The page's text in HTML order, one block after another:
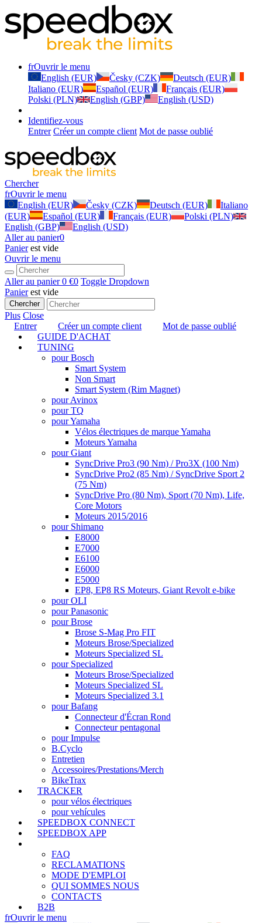
frOuvrir le menu
English (EUR)
Česky (CZK)
Deutsch (EUR)
Italiano (EUR)
Español (EUR)
Français (EUR)
Polski (PLN)
English (GBP) English (USD)
Identifiez-vous
Entrer Créer un compte client Mot de passe oublié
Chercher
frOuvrir le menu
English (EUR)
Česky (CZK) Deutsch (EUR)
Italiano
(EUR)
Español (EUR) Français (EUR)
Polski (PLN)
English (GBP)
English (USD)
Aller au panier0
Panierest vide
Ouvrir le menu
Aller au panier0 €0 Toggle Dropdown
Panierest vide
Chercher
Plus Close
Entrer
Créer un compte client
Mot de passe oublié
GUIDE D'ACHAT
TUNING
pour Bosch
Smart System
Non Smart
Smart System (Rim Magnet)
pour Avinox
pour TQ
pour Yamaha
Vélos électriques de marque Yamaha
Moteurs Yamaha
pour Giant
SyncDrive Pro3 (90 Nm) / Pro3X (100 Nm)
SyncDrive Pro2 (85 Nm) / SyncDrive Sport 2
(75 Nm)
SyncDrive Pro (80 Nm), Sport (70 Nm), Life,
Core Motors
Moteurs 2015/2016
pour Shimano
E8000
E7000
E6100
E6000
E5000
EP8, EP8 RS Moteurs, Giant Revolt e-bike
pour OLI
pour Panasonic
pour Brose
Brose S-Mag Pro FIT
Moteurs Brose/Specialized
Moteurs Specialized SL
pour Specialized
Moteurs Brose/Specialized
Moteurs Specialized SL
Moteurs Specialized 3.1
pour Bafang
Connecteur d'Écran Rond
Connecteur pentagonal
pour Impulse
B.Cyclo
Entretien
Accessoires/Prestations/Merch
BikeTrax
TRACKER
pour vélos électriques
pour vehícules
SPEEDBOX CONNECT
SPEEDBOX APP
FAQ
RECLAMATIONS
MODE D'EMPLOI
QUI SOMMES NOUS
CONTACTS
B2B
frOuvrir le menu